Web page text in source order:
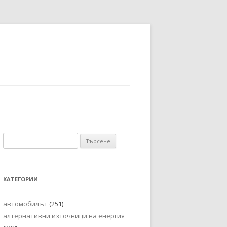
за:
КАТЕГОРИИ
автомобилът (251)
алтернативни източници на енергия